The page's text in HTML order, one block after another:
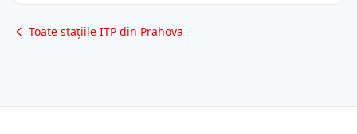
Toate stațiile ITP din Prahova